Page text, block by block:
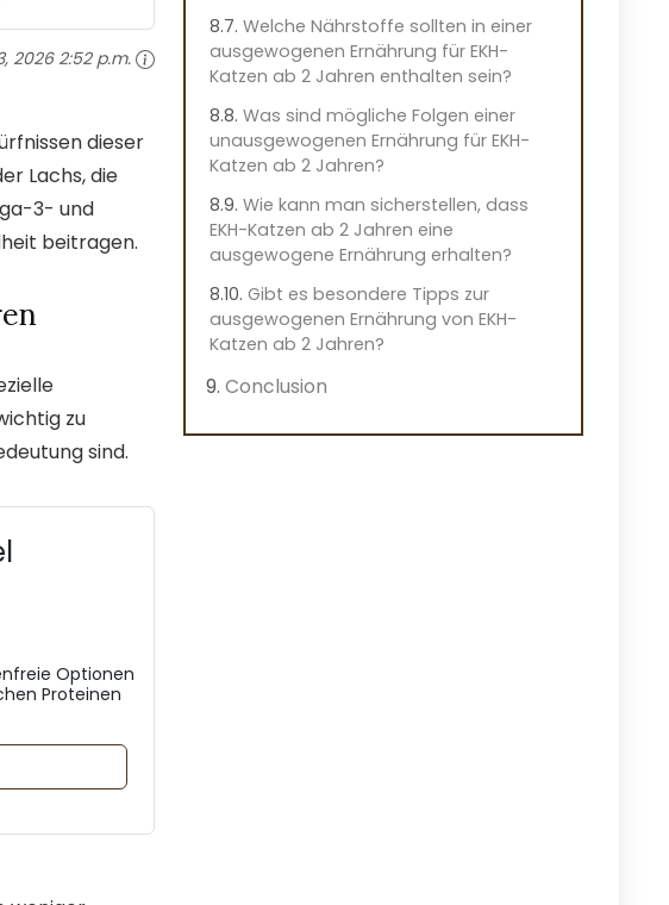
2026 2:52 p.m.
dieser
Lachs, die
3- und
beitragen.
zu
sind.
Optionen
Proteinen
Welche Nährstoffe sollten in einer
ausgewogenen Ernährung für EKH-
Katzen ab 2 Jahren enthalten sein?
Was sind mögliche Folgen einer
unausgewogenen Ernährung für EKH-
Katzen ab 2 Jahren?
Wie kann man sicherstellen, dass
EKH-Katzen ab 2 Jahren eine
ausgewogene Ernährung erhalten?
Gibt es besondere Tipps zur
ausgewogenen Ernährung von EKH-
Katzen ab 2 Jahren?
Conclusion